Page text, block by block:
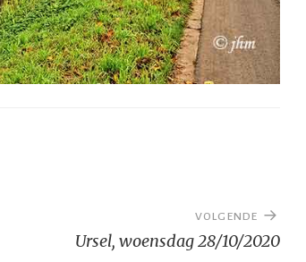
VOLGENDE
Ursel, woensdag 28/10/2020